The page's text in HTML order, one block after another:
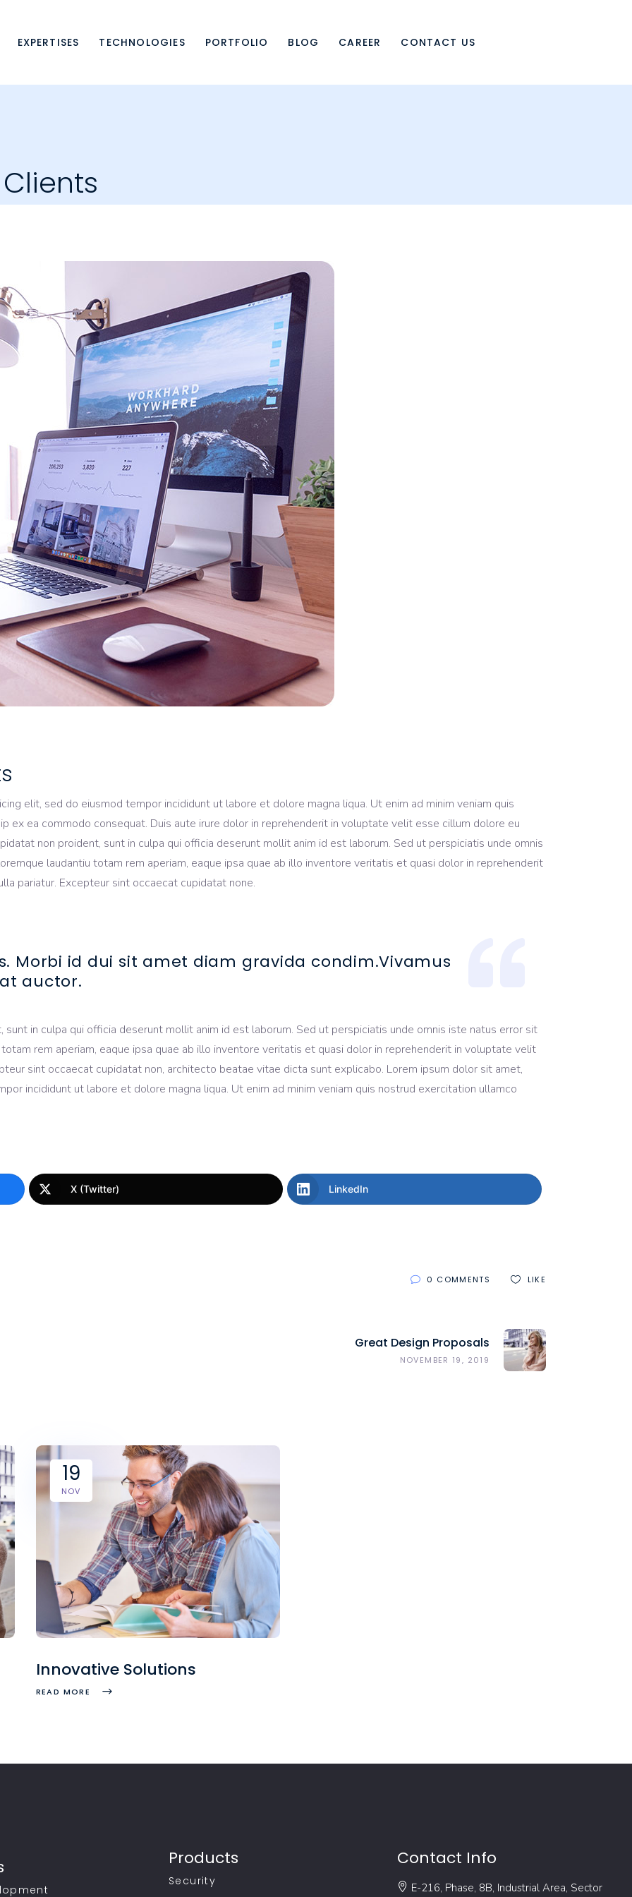
EXPERTISES TECHNOLOGIES PORTFOLIO BLOG CAREER CONTACT US
elit, sed do eiusmod tempor incididunt ut labore et dolore magna liqua. Ut enim ad minim veniam quis
ex ea commodo consequat. Duis aute irure dolor in reprehenderit in voluptate velit esse cillum dolore eu
non proident, sunt in culpa qui officia deserunt mollit anim id est laborum. Sed ut perspiciatis unde omnis
laudantiu totam rem aperiam, eaque ipsa quae ab illo inventore veritatis et quasi dolor in reprehenderit
pariatur. Excepteur sint occaecat cupidatat none.
Morbi id dui sit amet diam gravida condim.Vivamus
auctor.
in culpa qui officia deserunt mollit anim id est laborum. Sed ut perspiciatis unde omnis iste natus error sit
rem aperiam, eaque ipsa quae ab illo inventore veritatis et quasi dolor in reprehenderit in voluptate velit
sint occaecat cupidatat non, architecto beatae vitae dicta sunt explicabo. Lorem ipsum dolor sit amet,
incididunt ut labore et dolore magna liqua. Ut enim ad minim veniam quis nostrud exercitation ullamco
X (Twitter) LinkedIn
0 COMMENTS LIKE
Great Design Proposals
NOVEMBER 19, 2019
19
NOV
Innovative Solutions
READ MORE
Products
Security
Contact Info
E-216, Phase, 8B, Industrial Area, Sector